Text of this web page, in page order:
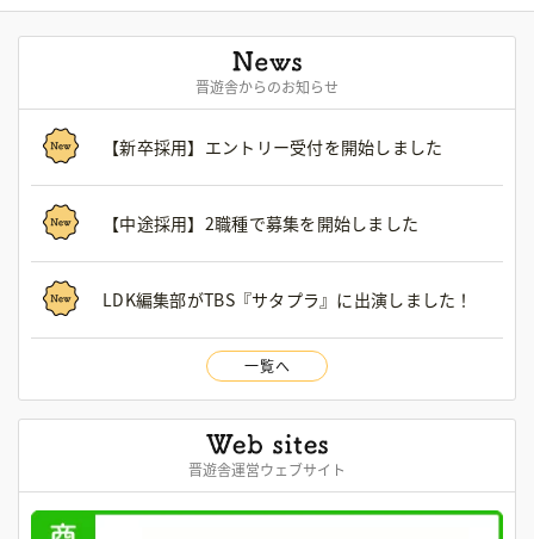
晋遊舎からのお知らせ
【新卒採用】エントリー受付を開始しました
【中途採用】2職種で募集を開始しました
LDK編集部がTBS『サタプラ』に出演しました！
一覧へ
晋遊舎運営ウェブサイト